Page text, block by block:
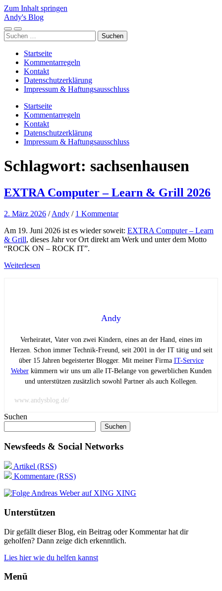
Zum Inhalt springen
Andy's Blog
Mobile-
Menü
Suchfeld
ein-/ausblenden
Suchen
nach:
Startseite
Kommentarregeln
Kontakt
Datenschutzerklärung
Impressum & Haftungsausschluss
Startseite
Kommentarregeln
Kontakt
Datenschutzerklärung
Impressum & Haftungsausschluss
Schlagwort: sachsenhausen
EXTRA Computer – Learn & Grill 2026
2. März 2026 /Andy / 1 Kommentar
Am 19. Juni 2026 ist es wieder soweit: EXTRA Computer – Learn
& Grill, dieses Jahr vor Ort direkt am Werk und unter dem Motto
“ROCK ON – ROCK IT”.
Weiterlesen
Andy
Verheiratet, Vater von zwei Kindern, eines an der Hand, eines im
Herzen. Schon immer Technik-Freund, seit 2001 in der IT tätig und seit
über 15 Jahren begeisterter Blogger. Mit meiner Firma IT-Service
Weberkümmern wir uns um alle IT-Belange von gewerblichen Kunden
und unterstützen zusätzlich sowohl Partner als auch Kollegen.
www.andysblog.de/
Suchen
Suchen
Newsfeeds & Social Networks
Artikel (RSS)
Kommentare (RSS)
XING
Unterstützen
Dir gefällt dieser Blog, ein Beitrag oder Kommentar hat dir
geholfen? Dann zeige dich erkenntlich.
Lies hier wie du helfen kannst
Menü